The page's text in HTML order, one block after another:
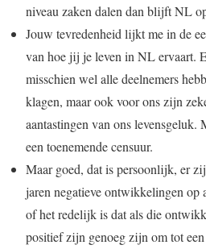
niveau zaken dalen dan blijft NL
Jouw tevredenheid lijkt me in de
van hoe jij je leven in NL ervaart.
misschien wel alle deelnemers
klagen, maar ook voor ons zijn
aantastingen van ons levensgeluk.
een toenemende censuur.
Maar goed, dat is persoonlijk, er
jaren negatieve ontwikkelingen op
of het redelijk is dat als die
positief zijn genoeg zijn om tot